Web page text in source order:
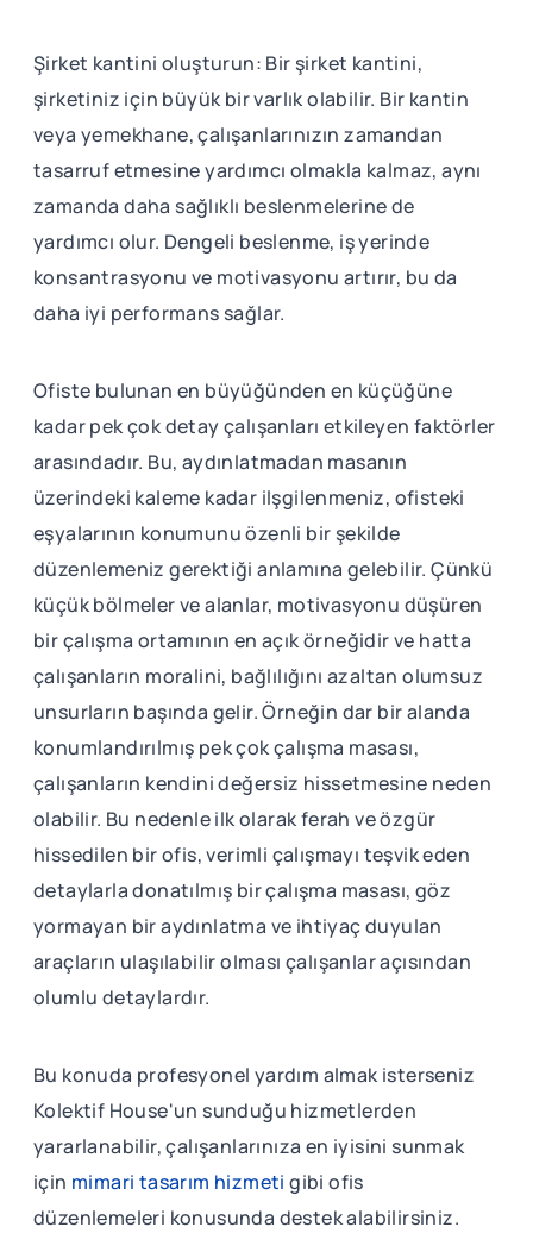
Şirket kantini oluşturun: Bir şirket kantini,
şirketiniz için büyük bir varlık olabilir. Bir kantin
veya yemekhane, çalışanlarınızın zamandan
tasarruf etmesine yardımcı olmakla kalmaz, aynı
zamanda daha sağlıklı beslenmelerine de
yardımcı olur. Dengeli beslenme, iş yerinde
konsantrasyonu ve motivasyonu artırır, bu da
daha iyi performans sağlar.
Ofiste bulunan en büyüğünden en küçüğüne
kadar pek çok detay çalışanları etkileyen faktörler
arasındadır. Bu, aydınlatmadan masanın
üzerindeki kaleme kadar ilşgilenmeniz, ofisteki
eşyalarının konumunu özenli bir şekilde
düzenlemeniz gerektiği anlamına gelebilir. Çünkü
küçük bölmeler ve alanlar, motivasyonu düşüren
bir çalışma ortamının en açık örneğidir ve hatta
çalışanların moralini, bağlılığını azaltan olumsuz
unsurların başında gelir. Örneğin dar bir alanda
konumlandırılmış pek çok çalışma masası,
çalışanların kendini değersiz hissetmesine neden
olabilir. Bu nedenle ilk olarak ferah ve özgür
hissedilen bir ofis, verimli çalışmayı teşvik eden
detaylarla donatılmış bir çalışma masası, göz
yormayan bir aydınlatma ve ihtiyaç duyulan
araçların ulaşılabilir olması çalışanlar açısından
olumlu detaylardır.
Bu konuda profesyonel yardım almak isterseniz
Kolektif House'un sunduğu hizmetlerden
yararlanabilir, çalışanlarınıza en iyisini sunmak
için mimari tasarım hizmeti gibi ofis
düzenlemeleri konusunda destek alabilirsiniz.